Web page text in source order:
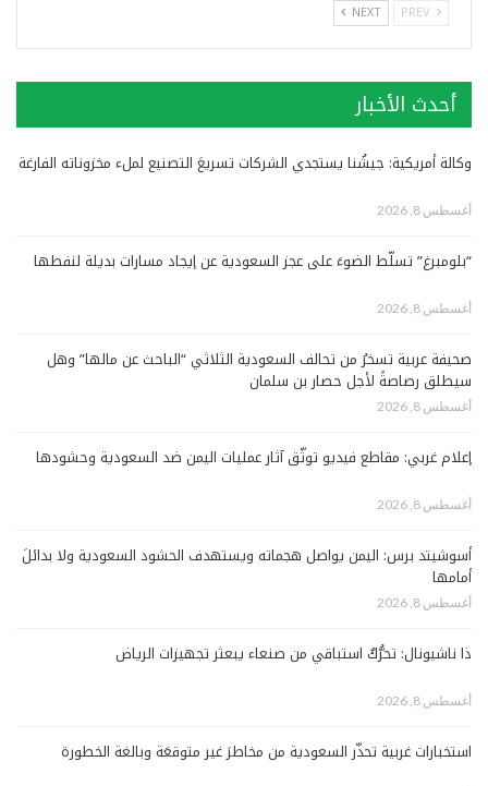
NEXT
أحدث الأخبار
وكالة أمريكية: جيشُنا يستجدي الشركات تسريعَ التصنيع لملء مخزوناته الفارغة
أغسطس 8, 2026
“بلومبرغ” تسلّط الضوءَ على عجز السعودية عن إيجاد مسارات بديلة لنفطها
أغسطس 8, 2026
صحيفة عربية تسخرُ من تحالف السعودية الثلاثي “الباحث عن مالها” وهل
سيطلق رصاصةً لأجل حصار بن سلمان
أغسطس 8, 2026
إعلام غربي: مقاطع فيديو توثّق آثار عمليات اليمن ضد السعودية وحشودها
أغسطس 8, 2026
أسوشيتد برس: اليمن يواصل هجماته ويستهدف الحشود السعودية ولا بدائلَ
أمامها
أغسطس 8, 2026
ذا ناشيونال: تحرُّكٌ استباقي من صنعاء يبعثر تجهيزات الرياض
أغسطس 8, 2026
استخبارات غربية تحذّر السعودية من مخاطرَ غير متوقعَة وبالغة الخطورة